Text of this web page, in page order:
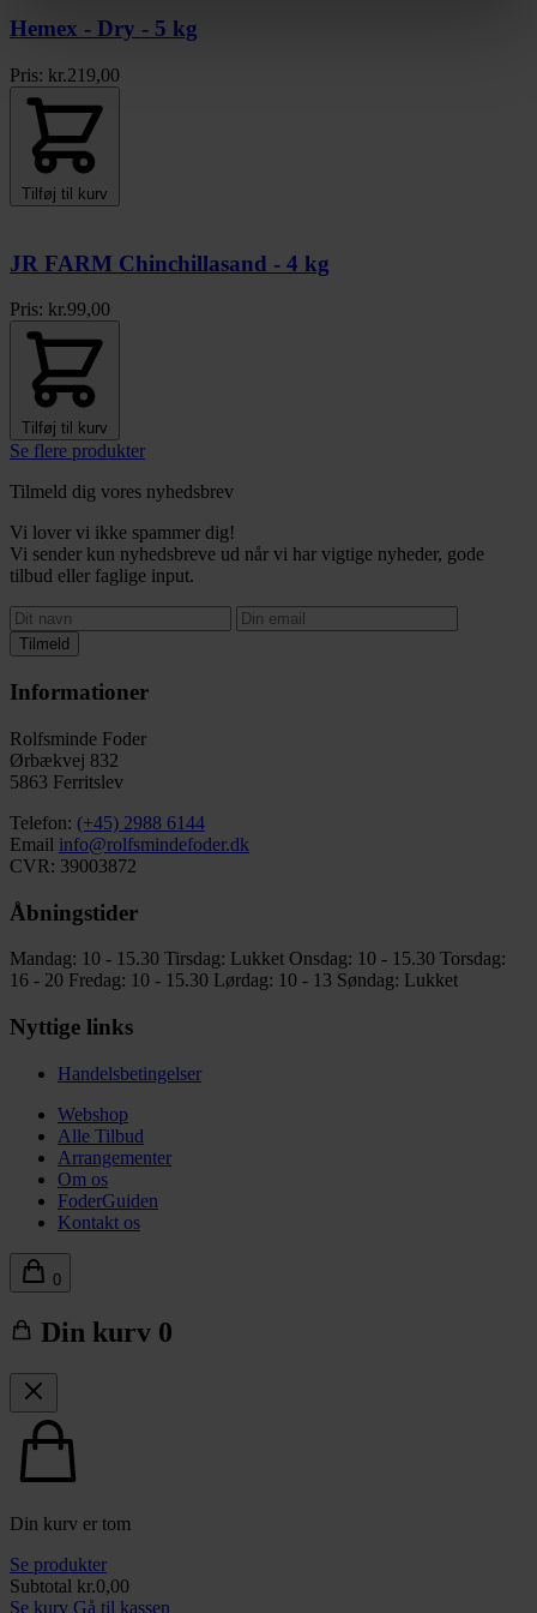
Hemex - Dry - 5 kg
Pris: kr.219,00
Tilføj til kurv
JR FARM Chinchillasand - 4 kg
Pris: kr.99,00
Tilføj til kurv
Se flere produkter
Tilmeld dig vores nyhedsbrev
Vi lover vi ikke spammer dig!
Vi sender kun nyhedsbreve ud når vi har vigtige nyheder, gode
tilbud eller faglige input.
Tilmeld
Informationer
Rolfsminde Foder
Ørbækvej 832
5863 Ferritslev
Telefon: (+45) 2988 6144
Email info@rolfsmindefoder.dk
CVR: 39003872
Åbningstider
Mandag: 10 - 15.30 Tirsdag: Lukket Onsdag: 10 - 15.30 Torsdag:
16 - 20 Fredag: 10 - 15.30 Lørdag: 10 - 13 Søndag: Lukket
Nyttige links
Handelsbetingelser
Webshop
Alle Tilbud
Arrangementer
Om os
FoderGuiden
Kontakt os
0
Din kurv 0
Din kurv er tom
Se produkter
Subtotal kr.0,00
Se kurv Gå til kassen